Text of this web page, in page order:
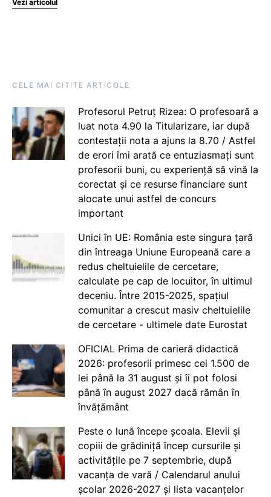
Vezi articolul
CELE MAI CITITE ARTICOLE
Profesorul Petruț Rizea: O profesoară a
luat nota 4.90 la Titularizare, iar după
contestații nota a ajuns la 8.70 / Astfel
de erori îmi arată ce entuziasmați sunt
profesorii buni, cu experiență să vină la
corectat și ce resurse financiare sunt
alocate unui astfel de concurs
important
Unici în UE: România este singura țară
din întreaga Uniune Europeană care a
redus cheltuielile de cercetare,
calculate pe cap de locuitor, în ultimul
deceniu. Între 2015-2025, spațiul
comunitar a crescut masiv cheltuielile
de cercetare - ultimele date Eurostat
OFICIAL Prima de carieră didactică
2026: profesorii primesc cei 1.500 de
lei până la 31 august și îi pot folosi
până în august 2027 dacă rămân în
învățământ
Peste o lună începe școala. Elevii și
copiii de grădiniță încep cursurile și
activitățile pe 7 septembrie, după
vacanța de vară / Calendarul anului
școlar 2026-2027 și lista vacanțelor